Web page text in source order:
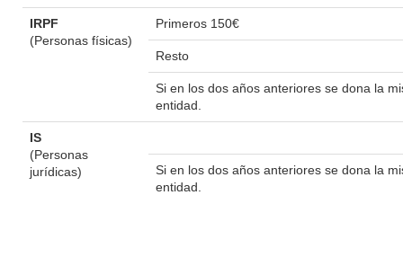
IRPF
(Personas físicas)
Primeros 150€
Resto
Si en los dos años anteriores se dona la
entidad.
IS
(Personas
jurídicas)
Si en los dos años anteriores se dona la
entidad.